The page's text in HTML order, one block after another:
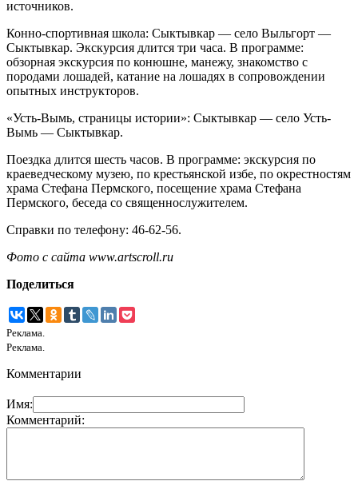
источников.
Конно-спортивная школа: Сыктывкар — село Выльгорт —
Сыктывкар. Экскурсия длится три часа. В программе:
обзорная экскурсия по конюшне, манежу, знакомство с
породами лошадей, катание на лошадях в сопровождении
опытных инструкторов.
«Усть-Вымь, страницы истории»: Сыктывкар — село Усть-
Вымь — Сыктывкар.
Поездка длится шесть часов. В программе: экскурсия по
краеведческому музею, по крестьянской избе, по окрестностям
храма Стефана Пермского, посещение храма Стефана
Пермского, беседа со священнослужителем.
Справки по телефону: 46-62-56.
Фото с сайта www.artscroll.ru
Поделиться
Реклама.
Реклама.
Комментарии
Имя:
Комментарий: